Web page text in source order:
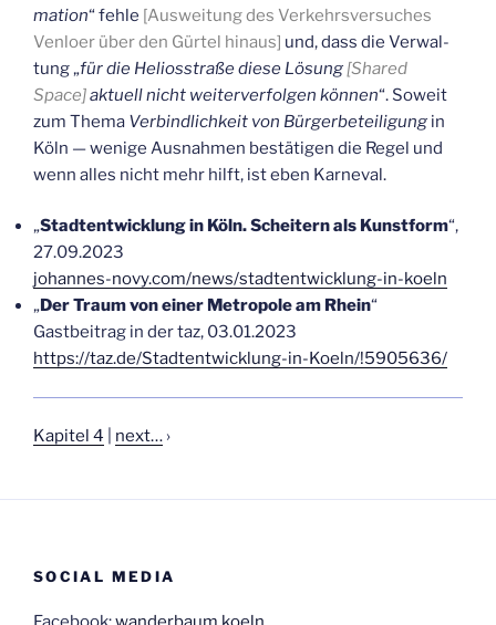
ma­ti­on“ feh­le [Aus­wei­tung des Ver­kehrs­ver­su­ches
Ven­lo­er über den Gür­tel hin­aus] und, dass die Ver­wal­
tung „für die Helios­stra­ße die­se Lösung [Shared
Space]aktu­ell nicht wei­ter­ver­fol­gen kön­nen“. Soweit
zum The­ma Ver­bind­lich­keit von Bür­ger­be­tei­li­gung in
Köln — weni­ge Aus­nah­men bestä­ti­gen die Regel und
wenn alles nicht mehr hilft, ist eben Karneval.
„Stadt­ent­wick­lung in Köln. Schei­tern als Kunst­form“,
27.09.2023
johannes-novy.com/news/stadtentwicklung-in-koeln
„Der Traum von einer Metro­po­le am Rhein“
Gast­bei­trag in der taz, 03.01.2023
https://taz.de/Stadtentwicklung-in-Koeln/!5905636/
Kapi­tel 4 next… ›
SOCIAL MEDIA